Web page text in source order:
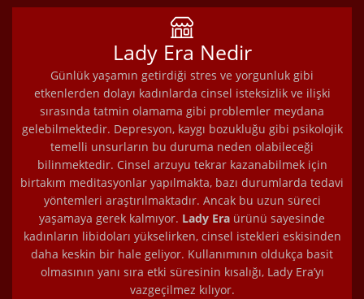
Lady Era Nedir
Günlük yaşamın getirdiği stres ve yorgunluk gibi
etkenlerden dolayı kadınlarda cinsel isteksizlik ve ilişki
sırasında tatmin olamama gibi problemler meydana
gelebilmektedir. Depresyon, kaygı bozukluğu gibi psikolojik
temelli unsurların bu duruma neden olabileceği
bilinmektedir. Cinsel arzuyu tekrar kazanabilmek için
birtakım meditasyonlar yapılmakta, bazı durumlarda tedavi
yöntemleri araştırılmaktadır. Ancak bu uzun süreci
yaşamaya gerek kalmıyor. Lady Era ürünü sayesinde
kadınların libidoları yükselirken, cinsel istekleri eskisinden
daha keskin bir hale geliyor. Kullanımının oldukça basit
olmasının yanı sıra etki süresinin kısalığı, Lady Era’yı
vazgeçilmez kılıyor.